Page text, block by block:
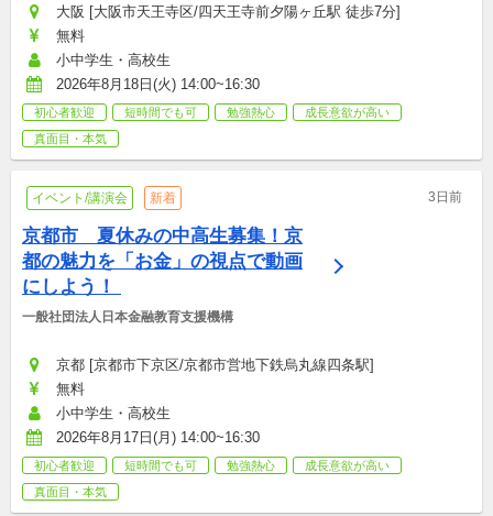
大阪 [大阪市天王寺区/四天王寺前夕陽ヶ丘駅 徒歩7分]
無料
小中学生・高校生
2026年8月18日(火) 14:00~16:30
初心者歓迎 短時間でも可 勉強熱心
成長意欲が高い
真面目・本気
イベント/講演会 新着 3日前
京都市　夏休みの中高生募集！京
都の魅力を「お金」の視点で動画
一般社団法人日本金融教育支援機構
京都 [京都市下京区/京都市営地下鉄烏丸線四条駅]
無料
小中学生・高校生
2026年8月17日(月) 14:00~16:30
初心者歓迎 短時間でも可 勉強熱心
成長意欲が高い
真面目・本気